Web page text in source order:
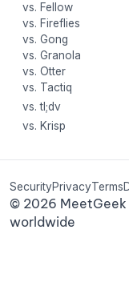
vs. Fellow
vs. Fireflies
vs. Gong
vs. Granola
vs. Otter
vs. Tactiq
vs. tl;dv
vs. Krisp
© 2026 MeetGeek
worldwide
SecurityPrivacyTerms